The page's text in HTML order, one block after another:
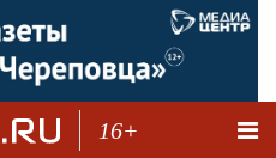
16+